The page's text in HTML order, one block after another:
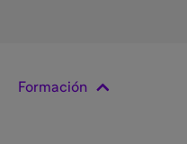
Formación